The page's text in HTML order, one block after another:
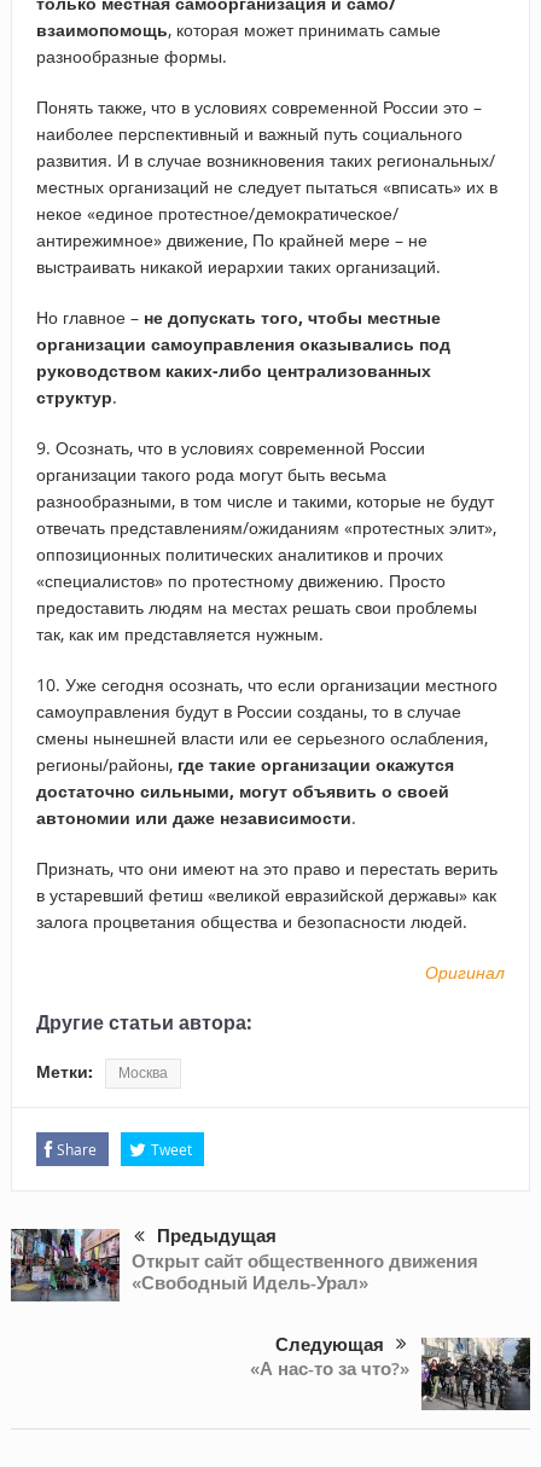
взаимопомощь, которая может принимать самые
разнообразные формы.
Понять также, что в условиях современной России это –
наиболее перспективный и важный путь социального
развития. И в случае возникновения таких региональных/
местных организаций не следует пытаться «вписать» их в
некое «единое протестное/демократическое/
антирежимное» движение, По крайней мере – не
выстраивать никакой иерархии таких организаций.
Но главное – не допускать того, чтобы местные
организации самоуправления оказывались под
руководством каких-либо централизованных
структур.
9. Осознать, что в условиях современной России
организации такого рода могут быть весьма
разнообразными, в том числе и такими, которые не будут
отвечать представлениям/ожиданиям «протестных элит»,
оппозиционных политических аналитиков и прочих
«специалистов» по протестному движению. Просто
предоставить людям на местах решать свои проблемы
так, как им представляется нужным.
10. Уже сегодня осознать, что если организации местного
самоуправления будут в России созданы, то в случае
смены нынешней власти или ее серьезного ослабления,
регионы/районы, где такие организации окажутся
достаточно сильными, могут объявить о своей
автономии или даже независимости.
Признать, что они имеют на это право и перестать верить
в устаревший фетиш «великой евразийской державы» как
залога процветания общества и безопасности людей.
Оригинал
Другие статьи автора:
Метки: Москва
Share Tweet
Предыдущая
Открыт сайт общественного движения
«Свободный Идель-Урал»
Следующая
«А нас-то за что?»